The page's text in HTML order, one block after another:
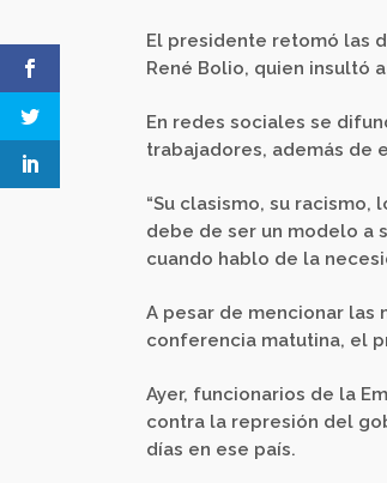
El presidente retomó las
René Bolio, quien insultó
En redes sociales se
trabajadores, además de
“Su clasismo, su
debe de ser un modelo a
cuando hablo de la
A pesar de mencionar las
conferencia matutina, el
Ayer, funcionarios de la
contra la represión del
días en ese país.